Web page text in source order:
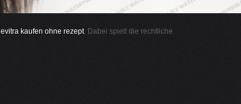
levitra kaufen ohne rezept. Dabei spielt die rechtliche